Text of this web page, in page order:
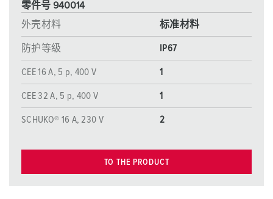
零件号 940014
外壳材料
标准材料
防护等级 IP67
CEE 16 A, 5 p, 400 V 1
CEE 32 A, 5 p, 400 V 1
SCHUKO® 16 A, 230 V 2
TO THE PRODUCT